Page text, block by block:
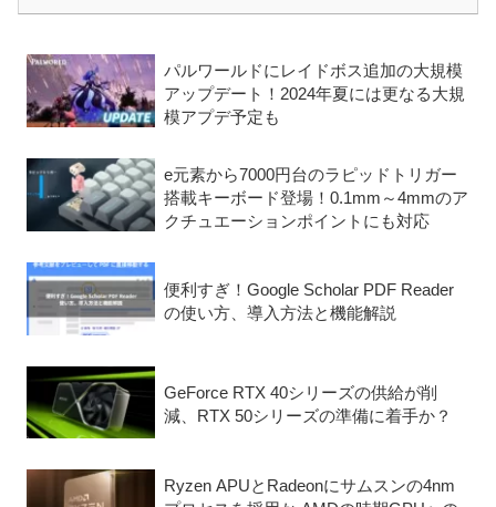
パルワールドにレイドボス追加の大規模
アップデート！2024年夏には更なる大規
模アプデ予定も
e元素から7000円台のラピッドトリガー
搭載キーボード登場！0.1mm～4mmのア
クチュエーションポイントにも対応
便利すぎ！Google Scholar PDF Reader
の使い方、導入方法と機能解説
GeForce RTX 40シリーズの供給が削
減、RTX 50シリーズの準備に着手か？
Ryzen APUとRadeonにサムスンの4nm